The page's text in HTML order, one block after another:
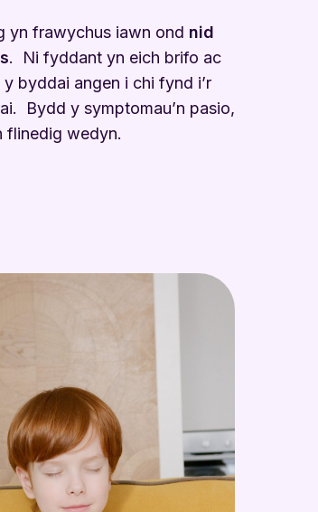
yn frawychus iawn ond nid
. Ni fyddant yn eich brifo ac
y byddai angen i chi fynd i’r
Bydd y symptomau’n pasio,
flinedig wedyn.